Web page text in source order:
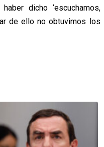
dicho ‘escuchamos,
de ello no obtuvimos los